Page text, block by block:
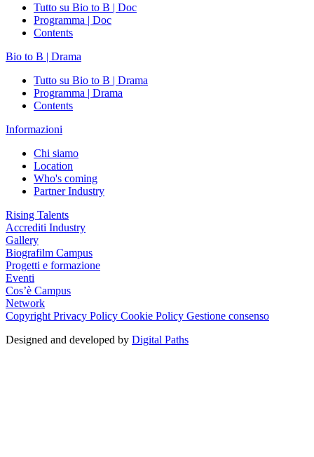
Tutto su Bio to B | Doc
Programma | Doc
Contents
Bio to B | Drama
Tutto su Bio to B | Drama
Programma | Drama
Contents
Informazioni
Chi siamo
Location
Who's coming
Partner Industry
Rising Talents
Accrediti Industry
Gallery
Biografilm Campus
Progetti e formazione
Eventi
Cos’è Campus
Network
Copyright Privacy Policy Cookie Policy Gestione consenso
Designed and developed by Digital Paths